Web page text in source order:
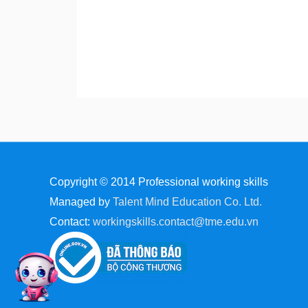
Copyright © 2014 Professional working skills
Managed by Talent Mind Education Co. Ltd.
Contact: workingskills.contact@tme.edu.vn